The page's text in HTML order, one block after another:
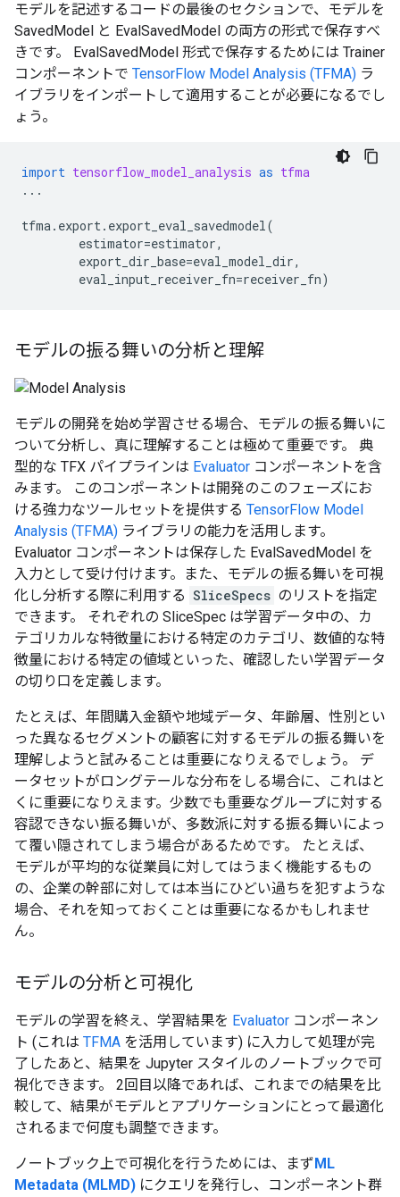
モデルを記述するコードの最後のセクションで、モデルを
SavedModel と EvalSavedModel の両方の形式で保存すべ
きです。 EvalSavedModel 形式で保存するためには Trainer
コンポーネントで TensorFlow Model Analysis (TFMA) ラ
イブラリをインポートして適用することが必要になるでし
ょう。
import tensorflow_model_analysis as tfma
...
tfma. export. export_eval_savedmodel(
estimator=estimator,
export_dir_base=eval_model_dir,
eval_input_receiver_fn=receiver_fn)
モデルの振る舞いの分析と理解
モデルの開発を始め学習させる場合、モデルの振る舞いに
ついて分析し、真に理解することは極めて重要です。 典
型的な TFX パイプラインは Evaluator コンポーネントを含
みます。 このコンポーネントは開発のこのフェーズにお
ける強力なツールセットを提供する TensorFlow Model
Analysis (TFMA) ライブラリの能力を活用します。
Evaluator コンポーネントは保存した EvalSavedModel を
入力として受け付けます。また、モデルの振る舞いを可視
化し分析する際に利用する SliceSpecs のリストを指定
できます。 それぞれの SliceSpec は学習データ中の、カ
テゴリカルな特徴量における特定のカテゴリ、数値的な特
徴量における特定の値域といった、確認したい学習データ
の切り口を定義します。
たとえば、年間購入金額や地域データ、年齢層、性別とい
った異なるセグメントの顧客に対するモデルの振る舞いを
理解しようと試みることは重要になりえるでしょう。 デ
ータセットがロングテールな分布をしる場合に、これはと
くに重要になりえます。少数でも重要なグループに対する
容認できない振る舞いが、多数派に対する振る舞いによっ
て覆い隠されてしまう場合があるためです。 たとえば、
モデルが平均的な従業員に対してはうまく機能するもの
の、企業の幹部に対しては本当にひどい過ちを犯すような
場合、それを知っておくことは重要になるかもしれませ
ん。
モデルの分析と可視化
モデルの学習を終え、学習結果を Evaluator コンポーネン
ト (これは TFMA を活用しています) に入力して処理が完
了したあと、結果を Jupyter スタイルのノートブックで可
視化できます。 2回目以降であれば、これまでの結果を比
較して、結果がモデルとアプリケーションにとって最適化
されるまで何度も調整できます。
ノートブック上で可視化を行うためには、まずML
Metadata (MLMD) にクエリを発行し、コンポーネント群